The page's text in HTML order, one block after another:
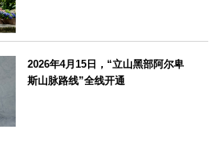
2026年4月15日，“立山黑部阿尔卑
斯山脉路线”全线开通